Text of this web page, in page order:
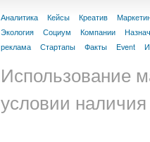
Аналитика Кейсы Креатив
Экология
Социум Компании
реклама
Стартапы Факты Event
Использование
условии